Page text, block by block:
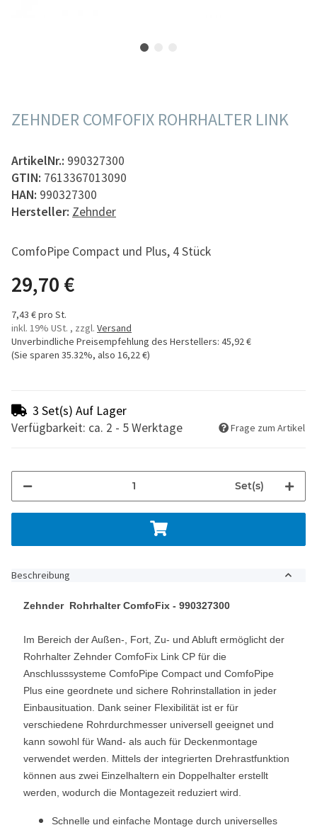
ZEHNDER COMFOFIX ROHRHALTER LINK
ArtikelNr.: 990327300
GTIN: 7613367013090
HAN: 990327300
Hersteller: Zehnder
ComfoPipe Compact und Plus, 4 Stück
29,70 €
7,43 € pro St.
inkl. 19% USt. , zzgl. Versand
Unverbindliche Preisempfehlung des Herstellers: 45,92 €
(Sie sparen 35.32%, also 16,22 €)
3 Set(s) Auf Lager
Verfügbarkeit: ca. 2 - 5 Werktage
Frage zum Artikel
Set(s)
Beschreibung
Zehnder Rohrhalter ComfoFix - 990327300
Im Bereich der Außen-, Fort, Zu- und Abluft ermöglicht der
Rohrhalter Zehnder ComfoFix Link CP für die
Anschlusssysteme ComfoPipe Compact und ComfoPipe
Plus eine geordnete und sichere Rohrinstallation in jeder
Einbausituation. Dank seiner Flexibilität ist er für
verschiedene Rohrdurchmesser universell geeignet und
kann sowohl für Wand- als auch für Deckenmontage
verwendet werden. Mittels der integrierten Drehrastfunktion
können aus zwei Einzelhaltern ein Doppelhalter erstellt
werden, wodurch die Montagezeit reduziert wird.
Schnelle und einfache Montage durch universelles